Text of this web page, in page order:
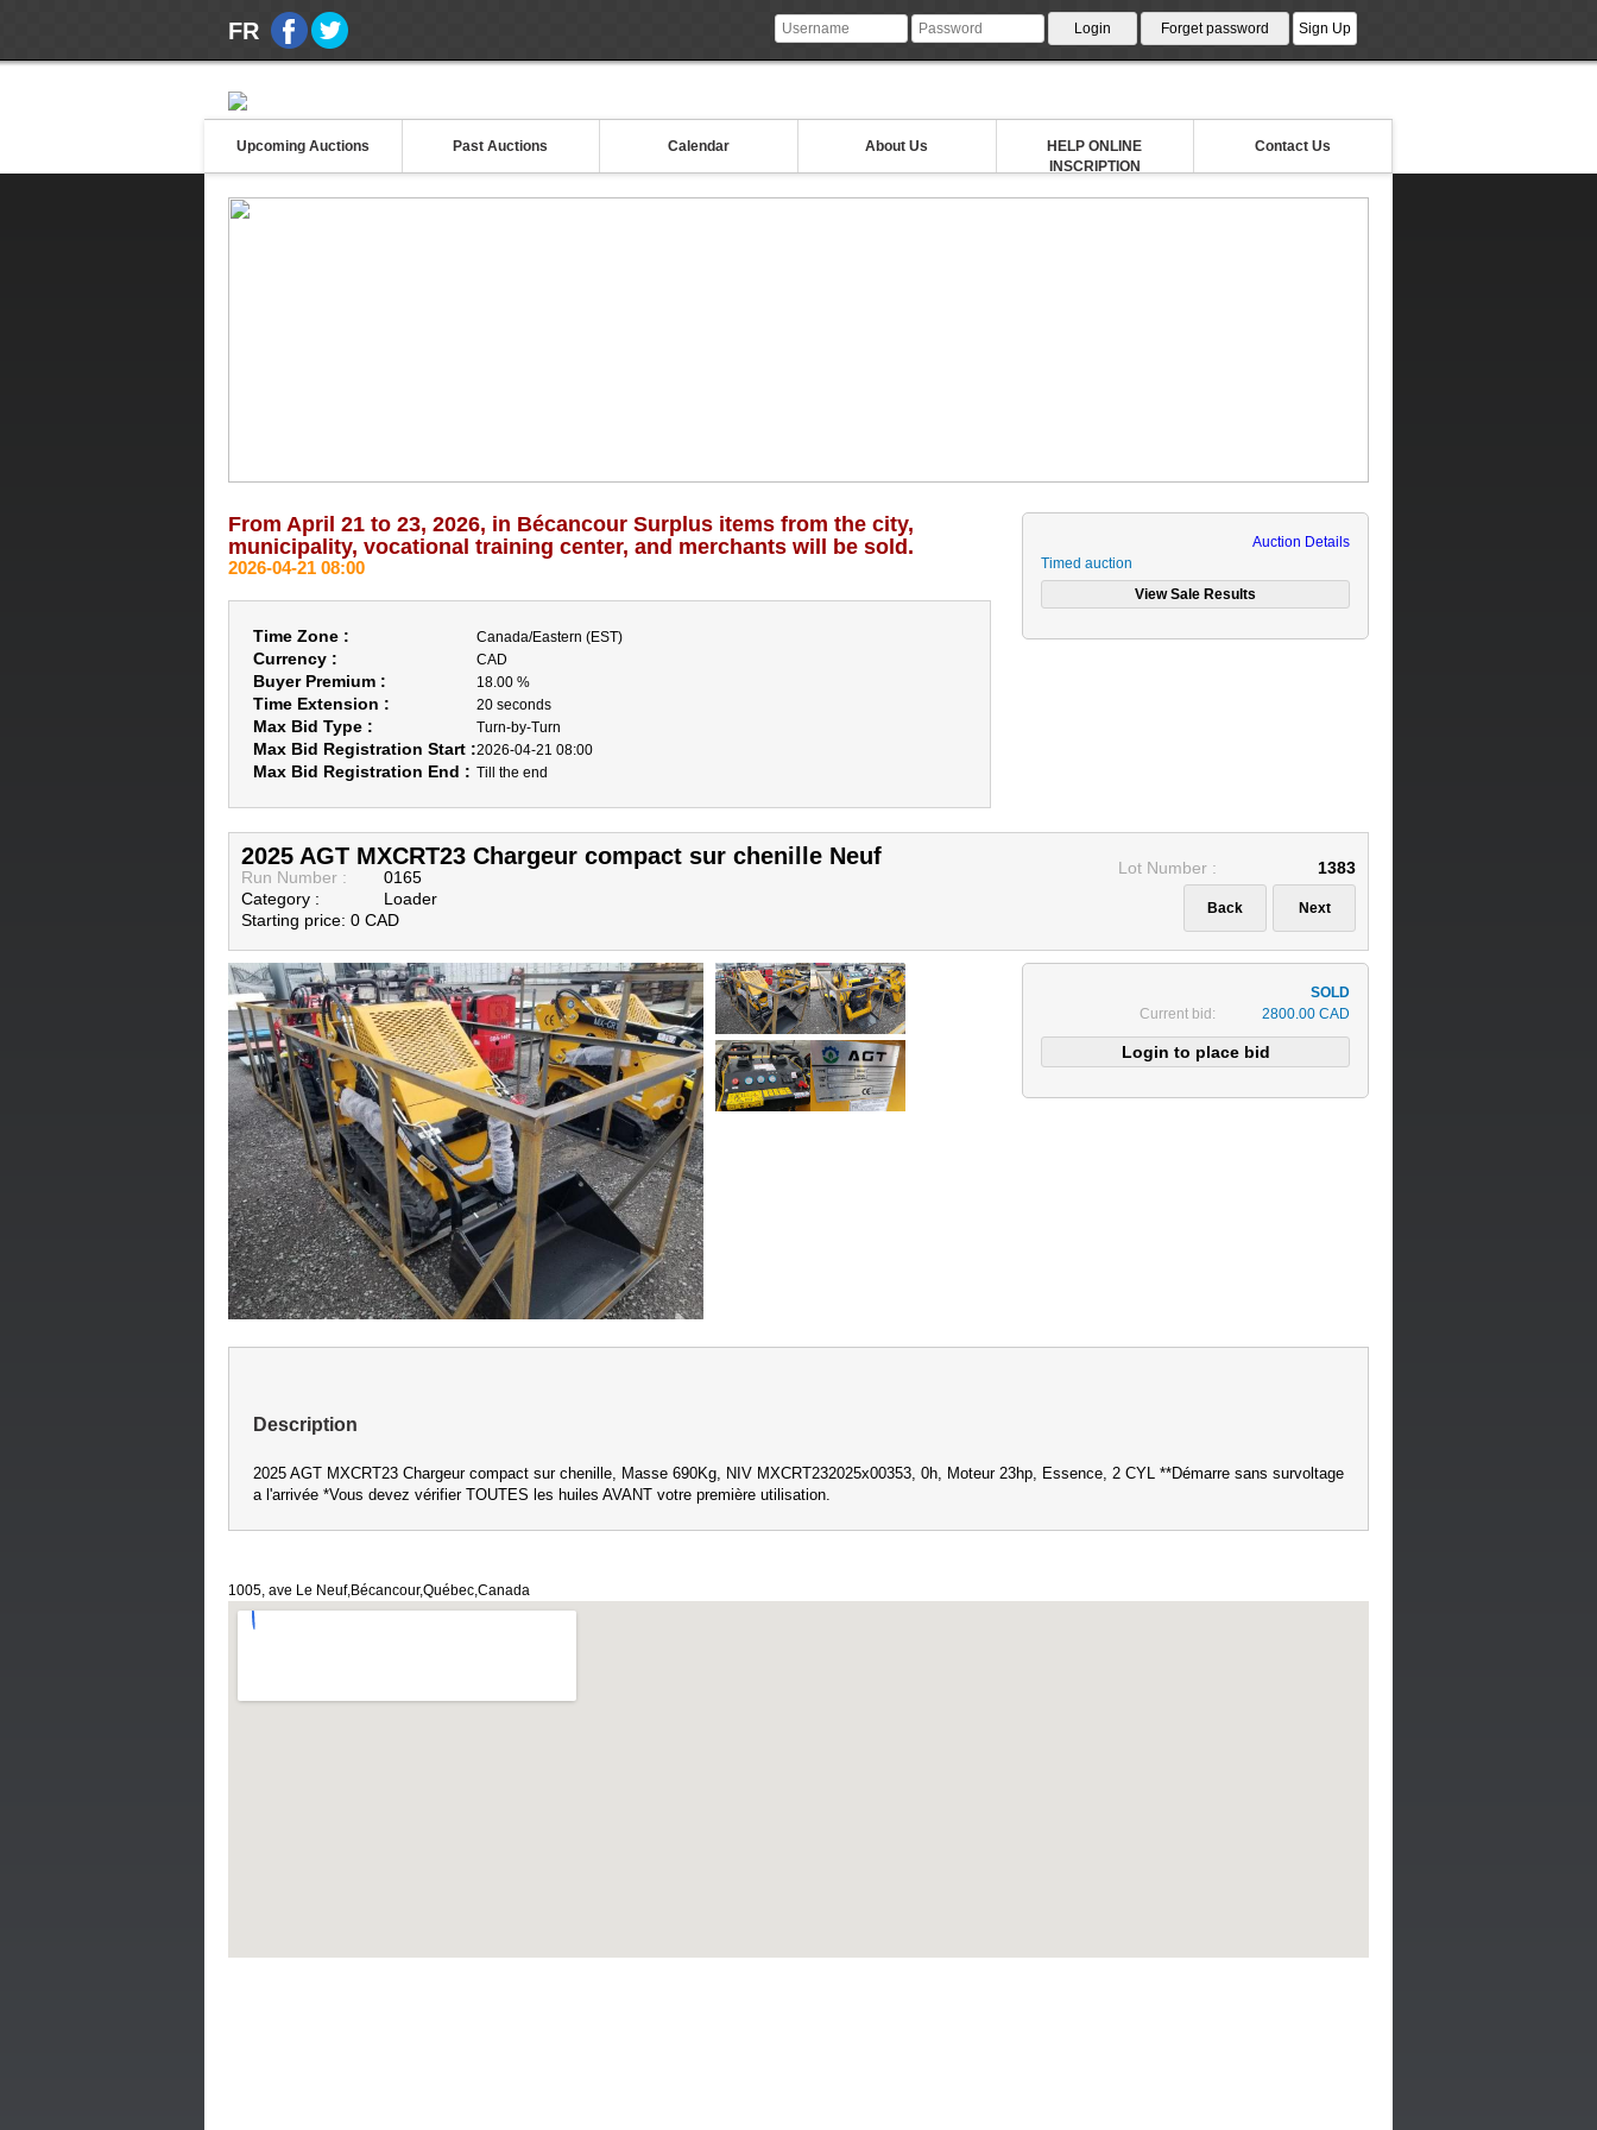
FR
Upcoming Auctions Past Auctions Calendar About Us
HELP ONLINE
INSCRIPTION
Contact Us
From April 21 to 23, 2026, in Bécancour Surplus items from the city,
municipality, vocational training center, and merchants will be sold.
2026-04-21 08:00
Time Zone : Canada/Eastern (EST)
Currency : CAD
Buyer Premium : 18.00 %
Time Extension : 20 seconds
Max Bid Type : Turn-by-Turn
Max Bid Registration Start :2026-04-21 08:00
Max Bid Registration End : Till the end
Auction Details
Timed auction
2025 AGT MXCRT23 Chargeur compact sur chenille Neuf
Run Number :
0165
Category :
Loader
Starting price: 0 CAD
Lot Number : 1383
Current bid: 2800.00 CAD
Description
2025 AGT MXCRT23 Chargeur compact sur chenille, Masse 690Kg, NIV MXCRT232025x00353, 0h, Moteur 23hp, Essence, 2 CYL **Démarre sans survoltage
a l'arrivée *Vous devez vérifier TOUTES les huiles AVANT votre première utilisation.
1005, ave Le Neuf,Bécancour,Québec,Canada